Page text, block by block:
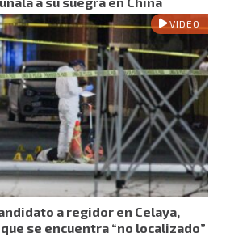
VIDEO
a regidor en Celaya,
se encuentra “no localizado”